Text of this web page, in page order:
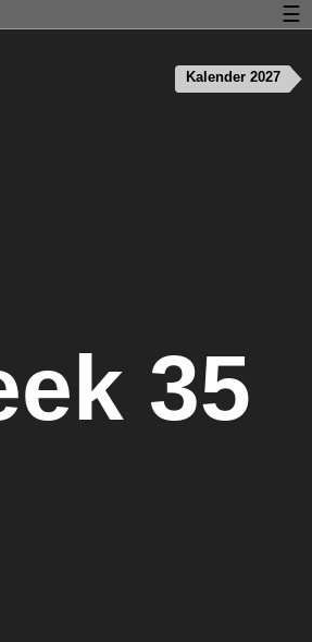
35
Kalender 2027
☰